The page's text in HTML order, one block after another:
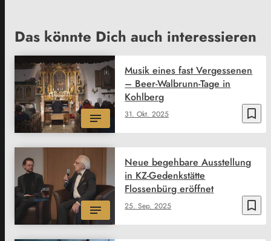
Das könnte Dich auch interessieren
bookmark_border
31. Okt. 2025
Musik eines fast Vergessenen
– Beer-Walbrunn-Tage in
Kohlberg
bookmark_border
25. Sep. 2025
Neue begehbare Ausstellung
in KZ-Gedenkstätte
Flossenbürg eröffnet